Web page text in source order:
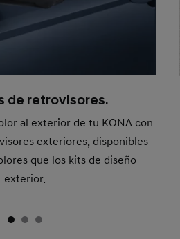
de retrovisores.
al exterior de tu KONA con
exteriores, disponibles
que los kits de diseño
exterior.